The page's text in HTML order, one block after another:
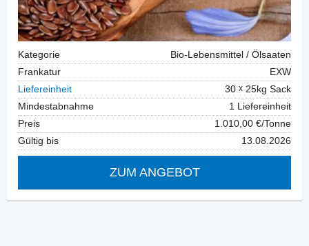
Kategorie
Bio-Lebensmittel / Ölsaaten
Frankatur
EXW
Liefereinheit
30
25kg Sack
Mindestabnahme
1 Liefereinheit
Preis
1.010,00 €/Tonne
Gültig bis
13.08.2026
ZUM ANGEBOT